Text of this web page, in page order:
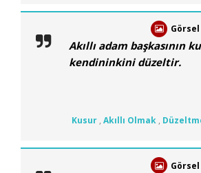
Akıllı adam başkasının
kendininkini düzeltir.
Kusur , Akıllı Olmak ,